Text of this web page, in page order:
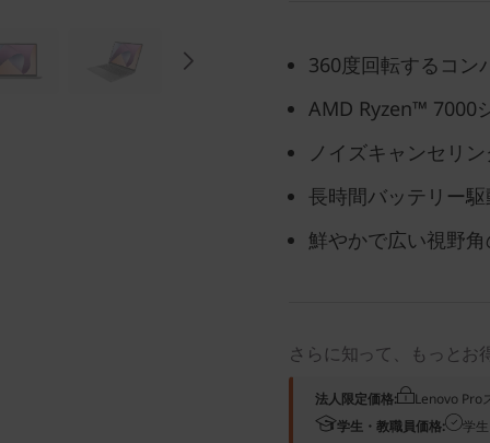
360度回転するコ
AMD Ryzen™ 7000
ノイズキャンセリ
長時間バッテリー
鮮やかで広い視野
さらに知って、もっとお
法人限定価格:
Lenovo Pro
学生・教職員価格:
学